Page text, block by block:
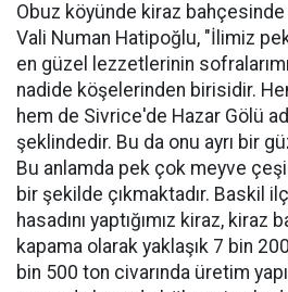
Obuz köyünde kiraz bahçesinde
Vali Numan Hatipoğlu, "İlimiz
en güzel lezzetlerinin
nadide köşelerinden birisidir.
hem de Sivrice'de Hazar Gölü
şeklindedir. Bu da onu ayrı bir
Bu anlamda pek çok meyve
bir şekilde çıkmaktadır. Baskil
hasadını yaptığımız kiraz,
kapama olarak yaklaşık 7 bin
bin 500 ton civarında üretim